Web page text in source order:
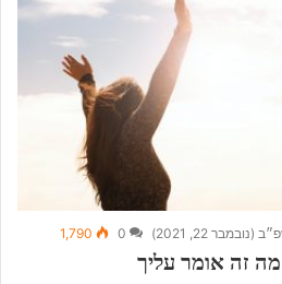
22, 2021)
0
1,790
זה אומר עליך